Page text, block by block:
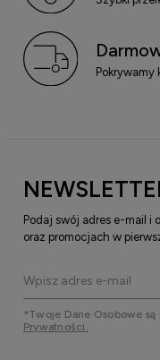
Pokrywamy
Podaj swój adres e-mail i
oraz promocjach w
*Twoje Dane Osobowe
Prywatności.